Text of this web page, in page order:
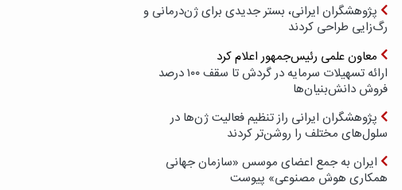
پژوهشگران ایرانی، بستر جدیدی برای ژن‌درمانی و
رگ‌زایی طراحی کردند
معاون علمی رئیس‌جمهور اعلام کرد
ارائه تسهیلات سرمایه در گردش تا سقف ۱۰۰ درصد
فروش دانش‌بنیان‌ها
پژوهشگران ایرانی راز تنظیم فعالیت ژن‌ها در
سلول‌های مختلف را روشن‌تر کردند
ایران به جمع اعضای موسس «سازمان جهانی
همکاری هوش مصنوعی» پیوست